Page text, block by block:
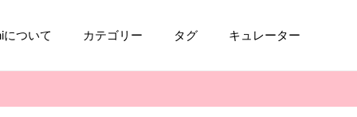
ついて カテゴリー タグ キュレーター